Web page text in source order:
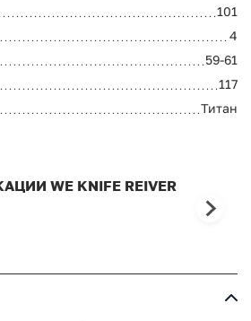
101
4
59-61
117
Титан
WE KNIFE REIVER